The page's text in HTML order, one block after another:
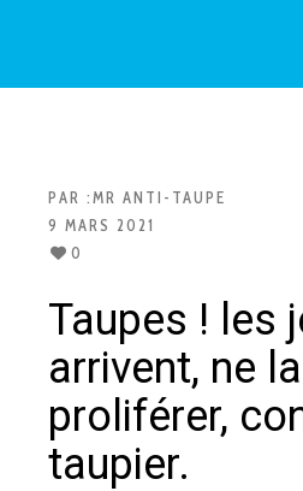
PAR :MR ANTI-TAUPE
9 MARS 2021
0
Taupes ! les
arrivent, ne
proliférer,
taupier.